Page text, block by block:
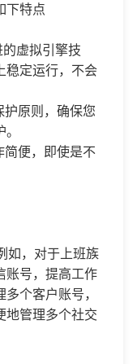
下特点
虚拟引擎技
稳定运行，不会
原则，确保您
便，即使是不
如，对于上班族
账号，提高工作
个客户账号，
地管理多个社交